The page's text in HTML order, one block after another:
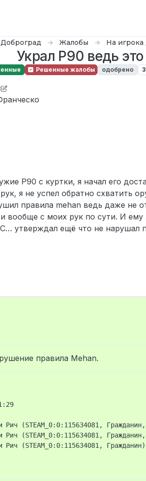
Жалобы На
Украл P90 ведь
Решенные жалобы одобрено 3
not Chungus
P90 с куртки, я начал его
я не успел обратно схватить
правила mehan ведь даже не
вообще с моих рук по сути. И
утверждал ещё что не нарушал
правила Mehan.
(STEAM_0:0:115634081,
(STEAM_0:0:115634081,
(STEAM_0:0:115634081,